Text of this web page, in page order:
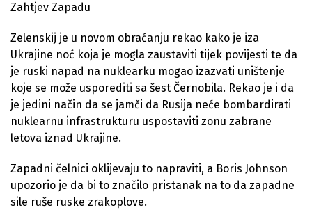
Zahtjev Zapadu
Zelenskij je u novom obraćanju rekao kako je iza
Ukrajine noć koja je mogla zaustaviti tijek povijesti te da
je ruski napad na nuklearku mogao izazvati uništenje
koje se može usporediti sa šest Černobila. Rekao je i da
je jedini način da se jamči da Rusija neće bombardirati
nuklearnu infrastrukturu uspostaviti zonu zabrane
letova iznad Ukrajine.
Zapadni čelnici oklijevaju to napraviti, a Boris Johnson
upozorio je da bi to značilo pristanak na to da zapadne
sile ruše ruske zrakoplove.